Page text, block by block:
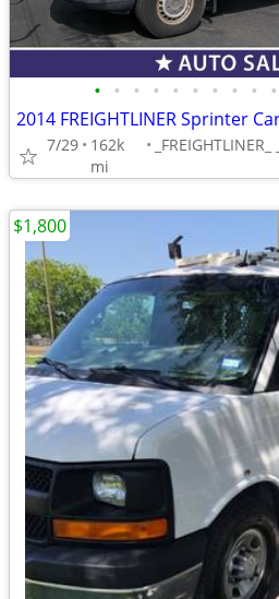
• • • • • • • • • •
2014 FREIGHTLINER Sprinter
7/29
162k
mi
$1,800